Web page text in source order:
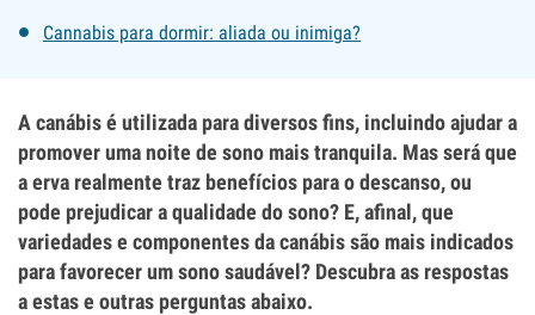
Cannabis para dormir: aliada ou inimiga?
A canábis é utilizada para diversos fins, incluindo ajudar a
promover uma noite de sono mais tranquila. Mas será que
a erva realmente traz benefícios para o descanso, ou
pode prejudicar a qualidade do sono? E, afinal, que
variedades e componentes da canábis são mais indicados
para favorecer um sono saudável? Descubra as respostas
a estas e outras perguntas abaixo.